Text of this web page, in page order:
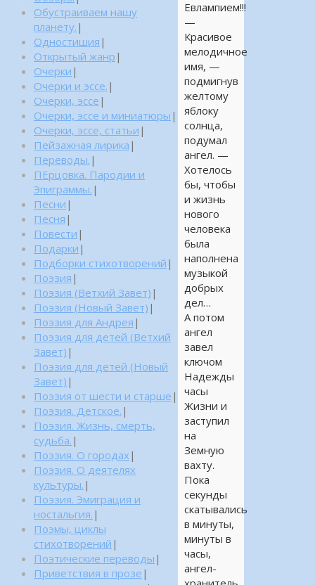
Евлампием!!!
—
Красивое
мелодичное
имя, —
подмигнув
желтому
яблоку
солнца,
подумал
ангел. —
Хотелось
бы, чтобы
и жизнь
нового
человека
была
наполнена
музыкой
добрых
дел…
А потом
ангел
завел
ключом
Надежды
часы
Жизни и
заступил
на
Земную
вахту.
Пока
секунды
скатывались
в минуты,
минуты в
часы,
ангел-
Обустраиваем нашу
планету. |
Одностишия |
Открытый жанр |
Очерки |
Очерки и эссе. |
Очерки, эссе |
Очерки, эссе и миниатюры |
Очерки, эссе, статьи |
Пейзажная лирика |
Переводы. |
ПЕрцовка. Пародии и
Эпиграммы. |
Песни |
Песня |
Повести |
Подарки |
Подборки стихотворений |
Поэзия |
Поэзия (Ветхий Завет) |
Поэзия (Новый Завет) |
Поэзия для Андрея |
Поэзия для детей (Ветхий
Завет) |
Поэзия для детей (Новый
Завет) |
Поэзия от шести и старше |
Поэзия. Детское. |
Поэзия. Жизнь, смерть,
судьба. |
Поэзия. О городах |
Поэзия. О деятелях
культуры. |
Поэзия. Эмиграция и
ностальгия. |
Поэмы, циклы
стихотворений |
Поэтические переводы |
Приветствия в прозе |